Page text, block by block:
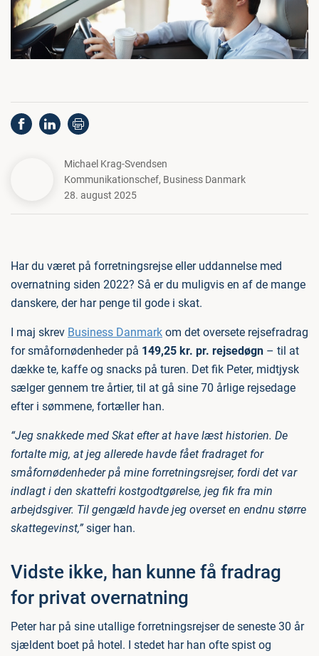
Michael Krag-Svendsen
Kommunikationschef, Business Danmark
28. august 2025
Har du været på forretningsrejse eller uddannelse med
overnatning siden 2022? Så er du muligvis en af de mange
danskere, der har penge til gode i skat.
I maj skrev Business Danmark om det oversete rejsefradrag
for småfornødenheder på 149,25 kr. pr. rejsedøgn – til at
dække te, kaffe og snacks på turen. Det fik Peter, midtjysk
sælger gennem tre årtier, til at gå sine 70 årlige rejsedage
efter i sømmene, fortæller han.
“Jeg snakkede med Skat efter at have læst historien. De
fortalte mig, at jeg allerede havde fået fradraget for
småfornødenheder på mine forretningsrejser, fordi det var
indlagt i den skattefri kostgodtgørelse, jeg fik fra min
arbejdsgiver. Til gengæld havde jeg overset en endnu større
skattegevinst,”siger han.
Vidste ikke, han kunne få fradrag
for privat overnatning
Peter har på sine utallige forretningsrejser de seneste 30 år
sjældent boet på hotel. I stedet har han ofte spist og